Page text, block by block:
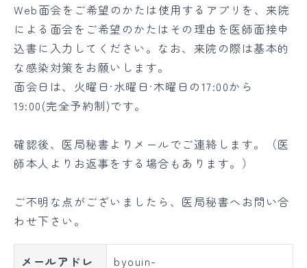
Web面会をご希望のかたは使用するアプリを、来院
による面会をご希望のかたはその理由を医師面接申
込書に入力してください。なお、来院の際は基本的
な感染対策をお願いします。
面会日は、火曜日·水曜日·木曜日の17:00から
19:00(完全予約制)です。
確認後、医局秘書よりメールでご連絡します。（医
師本人よりお返事をする場合もあります。）
ご不明な点がございましたら、医局秘書へお問い合
わせ下さい。
メールアドレ
byouin-